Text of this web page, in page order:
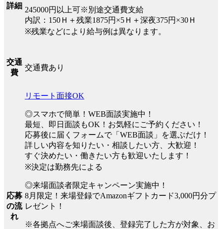
詳細 245000円以上可※別途交通費支給
内訳：150Ｈ＋残業1875円×5Ｈ＋深夜375円×30Ｈ
※残業などにより給与例は異なります。
交通
費
交通費あり
応募
の流
れ
リモート面接OK
◎スマホで簡単！WEB面談実施中！
最短、即日面談もOK！お気軽にご予約ください！
応募後に届くフォームで「WEB面談」を選ぶだけ！
詳しい内容を知りたい・相談したい方、大歓迎！
すぐ決めたい・働きたい方も歓迎いたします！
※決定は勤務先による
◎来場面談者限定キャンペーン実施中！
8月限定！来場登録でAmazonギフトカード3,000円分プ
レゼント！
※各拠点へご来場面談後、登録完了した方が対象、お